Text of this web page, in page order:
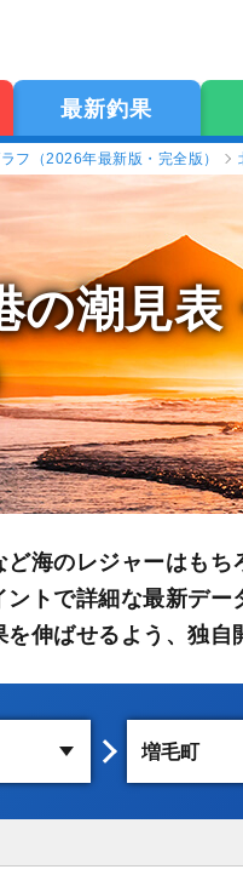
最新釣果
フ（2026年最新版・完全版）
の潮見表
ど海のレジャーはも
ントで詳細な最新デ
を伸ばせるよう、独